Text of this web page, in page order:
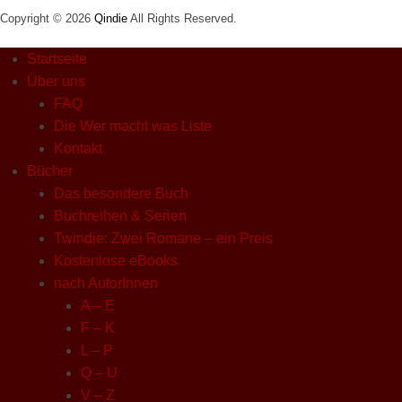
Copyright © 2026 Qindie All Rights Reserved.
Startseite
Über uns
FAQ
Die Wer macht was Liste
Kontakt
Bücher
Das besondere Buch
Buchreihen & Serien
Twindie: Zwei Romane – ein Preis
Kostenlose eBooks
nach AutorInnen
A – E
F – K
L – P
Q – U
V – Z